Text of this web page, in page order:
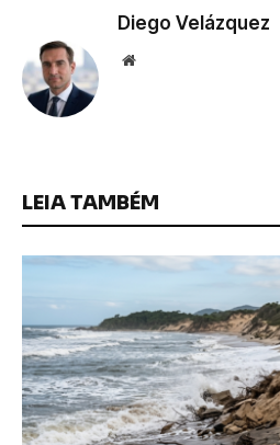
Diego Velázquez
Website
LEIA TAMBÉM